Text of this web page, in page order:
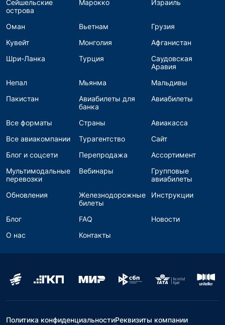
Сейшельские
острова
Марокко Израиль
Оман Вьетнам
Грузия
Кувейт
Монголия
Афганистан
Шри-Ланка
Турция
Саудовская
Аравия
Непал
Мьянма
Мальдивы
Пакистан
Авиабилеты для
банка
Авиабилеты
Все форматы Страны
Авиакасса
Все авиакомпании
Турагентство
Сайт
Блог и соцсети
Перепродажа
Ассортимент
Мультимодальные
перевозки
Вебинары
Групповые
авиабилеты
Обновления
Железнодорожные
билеты
Инструкции
Блог FAQ
Новости
О нас
Контакты
Политика конфиденциальностиРеквизиты компании